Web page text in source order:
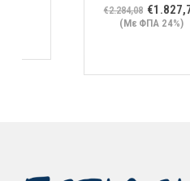
Original
1.827,76 Η
τρέχουσα
(Με ΦΠΑ 24%)